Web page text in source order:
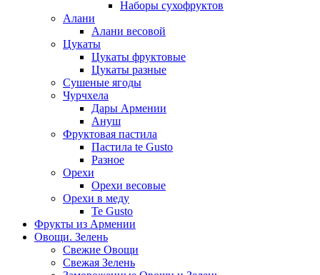
Наборы сухофруктов
Алани
Алани весовой
Цукаты
Цукаты фруктовые
Цукаты разные
Сушеные ягоды
Чурчхела
Дары Армении
Ануш
Фруктовая пастила
Пастила te Gusto
Разное
Орехи
Орехи весовые
Орехи в меду
Te Gusto
Фрукты из Армении
Овощи. Зелень
Свежие Овощи
Свежая Зелень